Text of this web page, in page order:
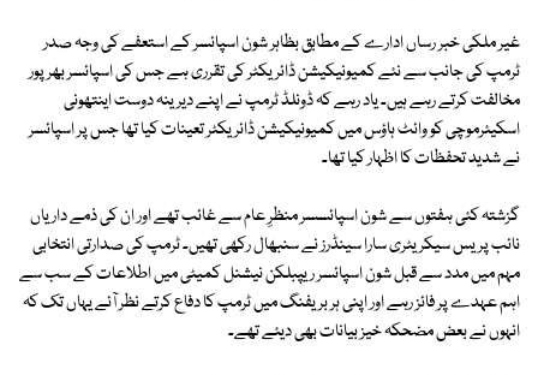
غیر ملکی خبر رساں ادارے کے مطابق بظاہر شون اسپائسر کے استعفے کی وجہ صدر
ٹرمپ کی جانب سے نئے کمیونیکیشن ڈائریکٹر کی تقرری ہے جس کی اسپائسر بھرپور
مخالفت کرتے رہے ہیں۔ یاد رہے کہ ڈونلڈ ٹرمپ نے اپنے دیرینہ دوست اینتھونی
اسکیئرموچی کو وائٹ ہاؤس میں کمیونیکیشن ڈائریکٹر تعینات کیا تھا جس پر اسپائسر
نے شدید تحفظات کا اظہار کیا تھا۔
گزشتہ کئی ہفتوں سے شون اسپائسسر منظرِ عام سے غائب تھے اور ان کی ذمے داریاں
نائب پریس سیکریٹری سارا سینڈرز نے سنبھال رکھی تھیں۔ ٹرمپ کی صدارتی انتخابی
مہم میں مدد سے قبل شون اسپائسر ریپبلکن نیشنل کمیٹی میں اطلاعات کے سب سے
اہم عہدے پر فائز رہے اور اپنی ہر بریفنگ میں ٹرمپ کا دفاع کرتے نظر آئے یہاں تک کہ
انہوں نے بعض مضحکہ خیز بیانات بھی دیئے تھے۔